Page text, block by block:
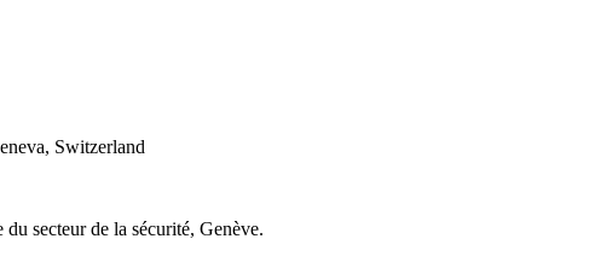
Switzerland
secteur de la sécurité, Genève.